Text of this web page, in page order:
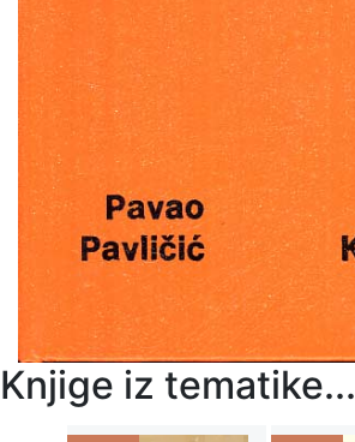
Knjige iz tematike...